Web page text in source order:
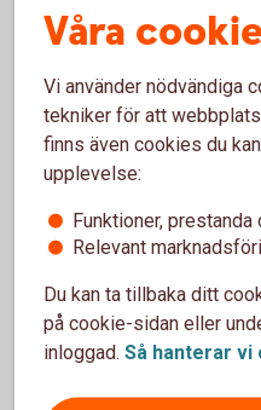
del av våra tips på hur
Tips - skydda
Gör det
bedragarna
Gör ett regelverk
Våra
Vi använder nödvändiga
tekniker för att
finns även cookies du
upplevelse:
Funktioner,
Relevant
Du kan ta tillbaka ditt
på cookie-sidan eller
inloggad. Så hanterar vi